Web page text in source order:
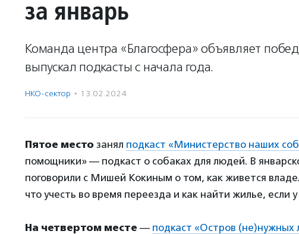
за январь
Команда центра «Благосфера» объявляет
выпускал подкасты с начала года.
НКО-сектор · 13.02.2024
Пятое место занял подкаст «Министерство наших
помощники» — подкаст о собаках для людей. В
поговорили с Мишей Кокиным о том, как живется
что учесть во время переезда и как найти жилье, если у
На четвертом месте — подкаст «Остров (не)нужных